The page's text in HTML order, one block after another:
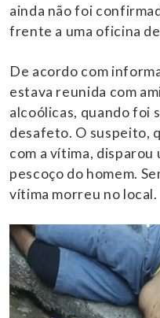
ainda não foi
frente a uma oficina
De acordo com
estava reunida com
alcoólicas, quando foi
desafeto. O suspeito,
com a vítima,
pescoço do homem.
vítima morreu no local.